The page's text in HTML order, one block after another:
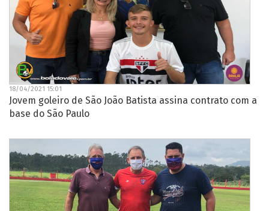
18/04/2021 15:01
Jovem goleiro de São João Batista assina contrato com a
base do São Paulo